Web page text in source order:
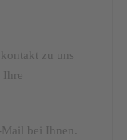
zu uns
Ihre
bei Ihnen.